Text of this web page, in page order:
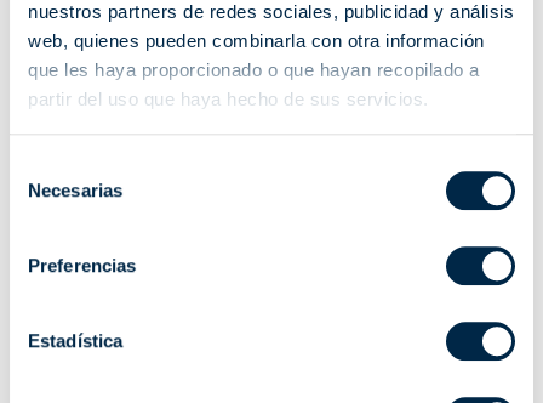
nuestros partners de redes sociales, publicidad y análisis
web, quienes pueden combinarla con otra información
que les haya proporcionado o que hayan recopilado a
partir del uso que haya hecho de sus servicios.
Necesarias
Preferencias
Estadística
Receptores domóticos
aparato eléctrico conectado a
Emisor Domótico
adaptar todos los sistemas radio
Cherubini a la domótica del